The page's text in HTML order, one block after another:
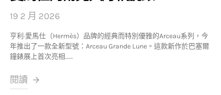
19 2 月 2026
亨利·愛馬仕（Hermès）品牌的經典而特別優雅的Arceau系列，今
年推出了一款全新型號：Arceau Grande Lune。這款新作於巴塞爾
鐘錶展上首次亮相……
閱讀